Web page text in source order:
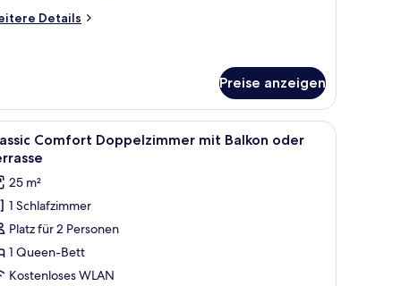
Details
Preise anzeigen
oder Terrasse | Allergikerbettwaren, Zimmersafe, kostenloses WLAN,
Classic Comfort Doppelzimmer mit Balkon
3
Comfort Doppelzimmer mit Balkon oder
25 m²
1 Schlafzimmer
Platz für 2 Personen
1 Queen-Bett
Kostenloses WLAN